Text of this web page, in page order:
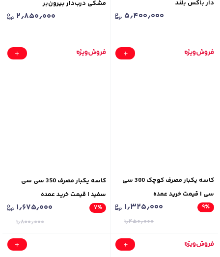
دار باکس بلند
۵٫۴۰۰٫۰۰۰
مشکی درب‌دار بیرون‌بر
۲٫۸۵۰٫۰۰۰
کاسه یکبار مصرف کوچک 300 سی
سی | قیمت خرید عمده
۹٪ ۱٫۳۲۵٫۰۰۰
۱٫۴۵۰٫۰۰۰
کاسه یکبار مصرف 350 سی سی
سفید | قیمت خرید عمده
۷٪ ۱٫۶۷۵٫۰۰۰
۱٫۸۰۰٫۰۰۰